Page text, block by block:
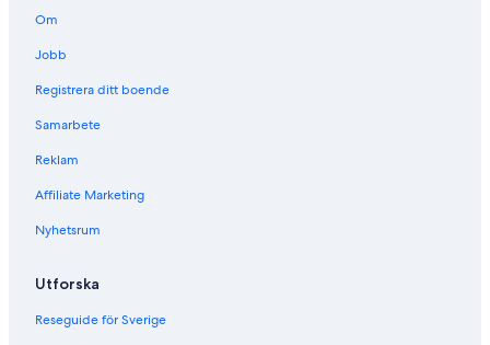
Om
Jobb
Registrera ditt boende
Samarbete
Reklam
Affiliate Marketing
Nyhetsrum
Utforska
Reseguide för Sverige